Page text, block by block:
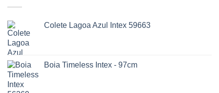
Colete Lagoa Azul Intex 59663
Boia Timeless Intex - 97cm